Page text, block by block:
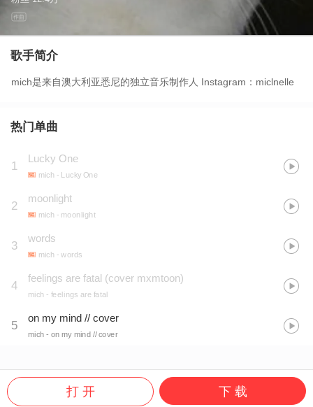
作曲
歌手简介
mich是来自澳大利亚悉尼的独立音乐制作人 Instagram：miclnelle
热门单曲
1
Lucky One
mich - Lucky One
2
moonlight
mich - moonlight
3
words
mich - words
4
feelings are fatal (cover mxmtoon)
mich - feelings are fatal
5
on my mind // cover
mich - on my mind // cover
打 开 下 载